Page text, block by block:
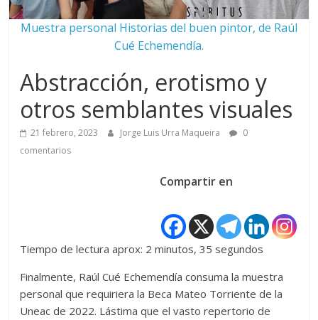
Muestra personal Historias del buen pintor, de Raúl
Cué Echemendía.
Abstracción, erotismo y
otros semblantes visuales
21 febrero, 2023 Jorge Luis Urra Maqueira
0
comentarios
Compartir en
Tiempo de lectura aprox: 2 minutos, 35 segundos
Finalmente, Raúl Cué Echemendía consuma la muestra
personal que requiriera la Beca Mateo Torriente de la
Uneac de 2022. Lástima que el vasto repertorio de